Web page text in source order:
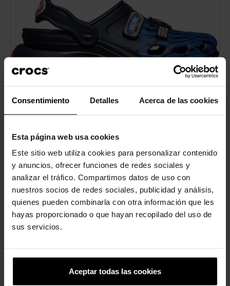
Consentimiento Detalles Acerca de las cookies
Esta página web usa cookies
Este sitio web utiliza cookies para personalizar contenido
y anuncios, ofrecer funciones de redes sociales y
analizar el tráfico. Compartimos datos de uso con
nuestros socios de redes sociales, publicidad y análisis,
quienes pueden combinarla con otra información que les
hayas proporcionado o que hayan recopilado del uso de
sus servicios.
Aceptar todas las cookies
Zuecos Red Bull Racing Classic Runner Clog U
Mostrando 1-2 del 2 de artículo(s)